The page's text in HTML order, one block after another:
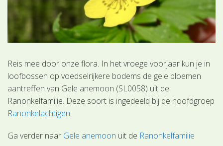
Reis mee door onze flora. In het vroege voorjaar kun je in
loofbossen op voedselrijkere bodems de gele bloemen
aantreffen van Gele anemoon (SL0058) uit de
Ranonkelfamilie. Deze soort is ingedeeld bij de hoofdgroep
Ranonkelachtigen.
Ga verder naar Gele anemoon uit de Ranonkelfamilie